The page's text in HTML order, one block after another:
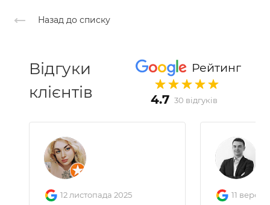
Назад до списку
Рейтинг
4.7 30 відгуків
Відгуки
клієнтів
12 листопада 2025 11